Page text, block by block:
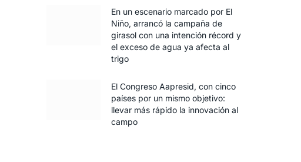
En un escenario marcado por El
Niño, arrancó la campaña de
girasol con una intención récord y
el exceso de agua ya afecta al
trigo
El Congreso Aapresid, con cinco
países por un mismo objetivo:
llevar más rápido la innovación al
campo